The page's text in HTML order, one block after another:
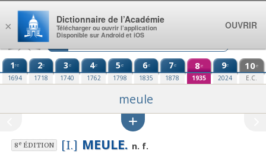
Aller au contenu
1re
1694
2e
1718
3e
1740
4e
1762
5e
1798
6e
1835
7e
1878
8e
1935
9e
2024
10e
E.C.
meule
8eÉDITION [I.] MEULE. n. f.
×
Dictionnaire de l’Académie
Télécharger ou ouvrir l’application
Disponible sur Android et iOS
OUVRIR